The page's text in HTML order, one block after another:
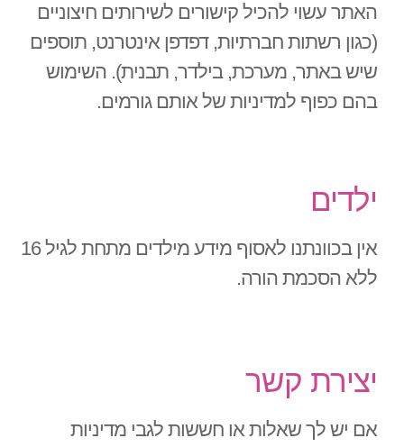
האתר עשוי להכיל קישורים לשירותים חיצוניים
(כגון רשתות חברתיות, דפדפן אינטרנט, תוספים
שיש באתר, מערכת, בילדר, תבנית). השימוש
בהם כפוף למדיניות של אותם גורמים.
ילדים
אין בכוונתנו לאסוף מידע מילדים מתחת לגיל 16
ללא הסכמת הורה.
יצירת קשר
אם יש לך שאלות או חששות לגבי מדיניות